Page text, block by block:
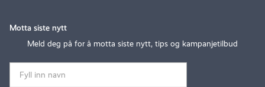
Motta siste nytt
Meld deg på for å motta siste nytt, tips og kampanjetilbud